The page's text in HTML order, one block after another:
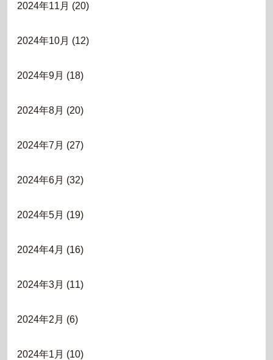
2024年11月 (20)
2024年10月 (12)
2024年9月 (18)
2024年8月 (20)
2024年7月 (27)
2024年6月 (32)
2024年5月 (19)
2024年4月 (16)
2024年3月 (11)
2024年2月 (6)
2024年1月 (10)